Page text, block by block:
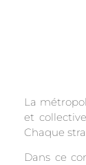
La
et
Chaque
Dans ce